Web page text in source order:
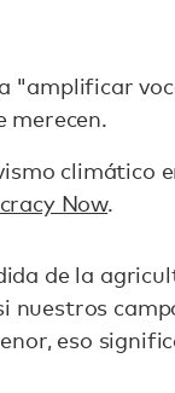
"amplificar
merecen.
climático
Now.
de la
eso